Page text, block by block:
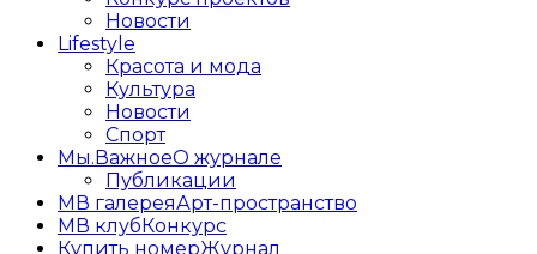
Новости
Lifestyle
Красота и мода
Культура
Новости
Спорт
Мы.ВажноеО журнале
Публикации
МВ галереяАрт-пространство
МВ клуб Конкурс
Купить номерЖурнал